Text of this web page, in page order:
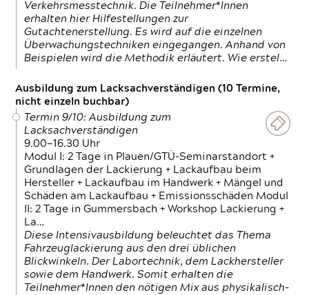
Verkehrsmesstechnik. Die Teilnehmer*Innen
erhalten hier Hilfestellungen zur
Gutachtenerstellung. Es wird auf die einzelnen
Überwachungstechniken eingegangen. Anhand von
Beispielen wird die Methodik erläutert. Wie erstel…
Ausbildung zum Lacksachverständigen (10 Termine,
nicht einzeln buchbar)
Termin 9/10: Ausbildung zum
Lacksachverständigen
9.00—16.30 Uhr
Modul I: 2 Tage in Plauen/GTÜ-Seminarstandort +
Grundlagen der Lackierung + Lackaufbau beim
Hersteller + Lackaufbau im Handwerk + Mängel und
Schäden am Lackaufbau + Emissionsschäden Modul
II: 2 Tage in Gummersbach + Workshop Lackierung +
La…
Diese Intensivausbildung beleuchtet das Thema
Fahrzeuglackierung aus den drei üblichen
Blickwinkeln. Der Labortechnik, dem Lackhersteller
sowie dem Handwerk. Somit erhalten die
Teilnehmer*Innen den nötigen Mix aus physikalisch-